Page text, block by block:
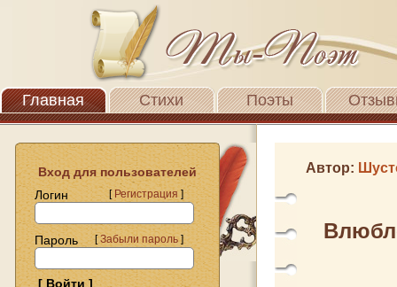
Главная Стихи Поэты
Вход для пользователей
Логин
[Регистрация]
Пароль [Забыли пароль]
Автор: